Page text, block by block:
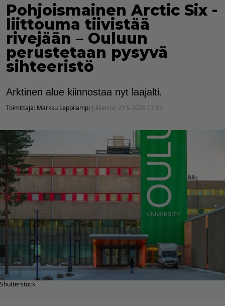
Pohjoismainen Arctic Six -
liittouma tiivistää
rivejään – Ouluun
perustetaan pysyvä
sihteeristö
Arktinen alue kiinnostaa nyt laajalti.
Toimittaja: Markku Leppilampi Julkaistu: 21.5.2026 07:15
Shutterstock